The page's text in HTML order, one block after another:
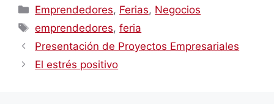
Categorías
Emprendedores, Ferias, Negocios
Etiquetas
emprendedores,feria
Presentación de Proyectos Empresariales
El estrés positivo